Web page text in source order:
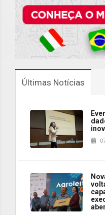
Últimas Notícias